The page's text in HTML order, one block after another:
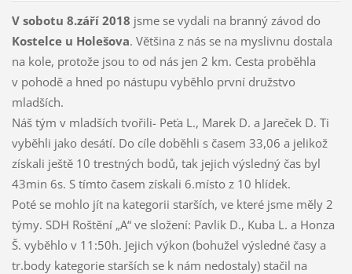
V sobotu 8.září 2018 jsme se vydali na branný závod do
Kostelce u Holešova. Většina z nás se na myslivnu dostala
na kole, protože jsou to od nás jen 2 km. Cesta proběhla
v pohodě a hned po nástupu vyběhlo první družstvo
mladších.
Náš tým v mladších tvořili- Peťa L., Marek D. a Jareček D. Ti
vyběhli jako desátí. Do cíle doběhli s časem 33,06 a jelikož
získali ještě 10 trestných bodů, tak jejich výsledný čas byl
43min 6s. S tímto časem získali 6.místo z 10 hlídek.
Poté se mohlo jít na kategorii starších, ve které jsme měly 2
týmy. SDH Roštění „A“ ve složení: Pavlik D., Kuba L. a Honza
Š. vyběhlo v 11:50h. Jejich výkon (bohužel výsledné časy a
tr.body kategorie starších se k nám nedostaly) stačil na